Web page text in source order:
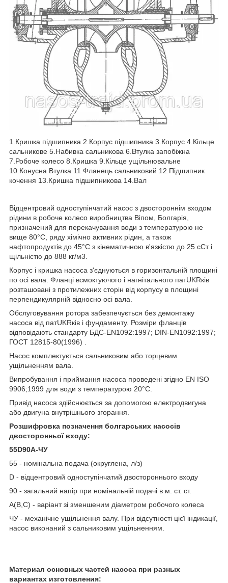
1.Кришка підшипника 2.Корпус підшипника 3.Корпус 4.Кільце
сальникове 5.Набивка сальникова 6.Втулка запобіжна
7.Робоче колесо 8.Кришка 9.Кільце ущільнювальне
10.Конусна Втулка 11.Фланець сальниковий 12.Підшипник
кочення 13.Кришка підшипникова 14.Вал
Відцентровий одноступінчатий насос з двостороннім входом
рідини в робоче колесо виробництва Віпом, Болгарія,
призначений для перекачування води з температурою не
вище 80°С, ряду хімічно активних рідин, а також
нафтопродуктів до 45°С з кінематичною в'язкістю до 25 сСт і
щільністю до 888 кг/м3.
Корпус і кришка насоса з'єднуються в горизонтальній площині
по осі вала. Фланці всмоктуючого і нагнітального патUKRків
розташовані з протилежних сторін від корпусу в площині
перпендикулярній відносно осі вала.
Обслуговування ротора забезпечується без демонтажу
насоса від патUKRків і фундаменту. Розміри фланців
відповідають стандарту БДС-EN1092:1997; DIN-EN1092:1997;
ГОСТ 12815-80(1996) .
Насос комплектується сальниковим або торцевим
ущільненням вала.
Випробування і приймання насоса проведені згідно EN ISO
9906;1999 для води з температурою 20°С.
Привід насоса здійснюється за допомогою електродвигуна
або двигуна внутрішнього згорання.
Розшифровка позначення болгарських насосів
двосторонньої входу:
55D90А-ЧУ
55 - номінальна подача (округлена, л/з)
D - відцентровий одноступінчатий двостороннього входу
90 - загальний напір при номінальній подачі в м. ст. ст.
А(В,С) - варіант зі зменшеним діаметром робочого колеса
ЧУ - механічне ущільнення валу. При відсутності цієї індикації,
насос виконаний з сальниковим ущільненням.
Материал основных частей насоса при разных
вариантах изготовления: